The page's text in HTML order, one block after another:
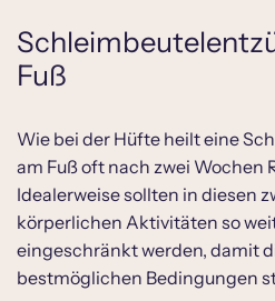
Fuß
Wie bei der Hüfte heilt eine
am Fuß oft nach zwei Wochen
Idealerweise sollten in diesen
körperlichen Aktivitäten so
eingeschränkt werden, damit
bestmöglichen Bedingungen